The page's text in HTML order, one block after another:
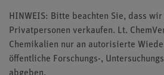
HINWEIS: Bitte beachten Sie, dass
Privatpersonen verkaufen. Lt.
Chemikalien nur an autorisierte
öffentliche Forschungs-,